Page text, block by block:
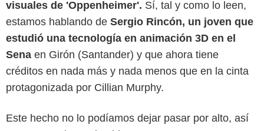
visuales de 'Oppenheimer'. Sí, tal y como lo leen,
estamos hablando de Sergio Rincón, un joven que
estudió una tecnología en animación 3D en el
Sena en Girón (Santander) y que ahora tiene
créditos en nada más y nada menos que en la cinta
protagonizada por Cillian Murphy.
Este hecho no lo podíamos dejar pasar por alto, así